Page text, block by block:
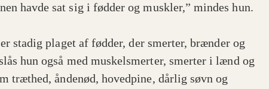
havde sat sig i fødder og muskler,” mindes hun.
stadig plaget af fødder, der smerter, brænder og
hun også med muskelsmerter, smerter i lænd og
træthed, åndenød, hovedpine, dårlig søvn og